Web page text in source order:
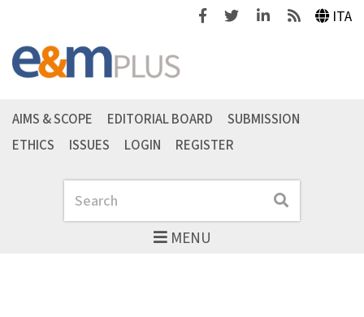
FacebookTwitterLinkedinFeeds ITA
MENU
Search Search
AIMS & SCOPE EDITORIAL BOARD
SUBMISSION
ETHICS
ISSUES LOGIN REGISTER